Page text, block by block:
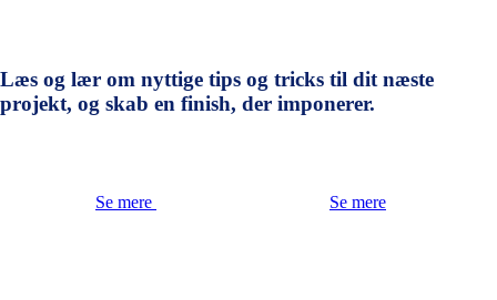
Læs og lær om nyttige tips og tricks til dit næste
projekt, og skab en finish, der imponerer.
Se mere Se mere